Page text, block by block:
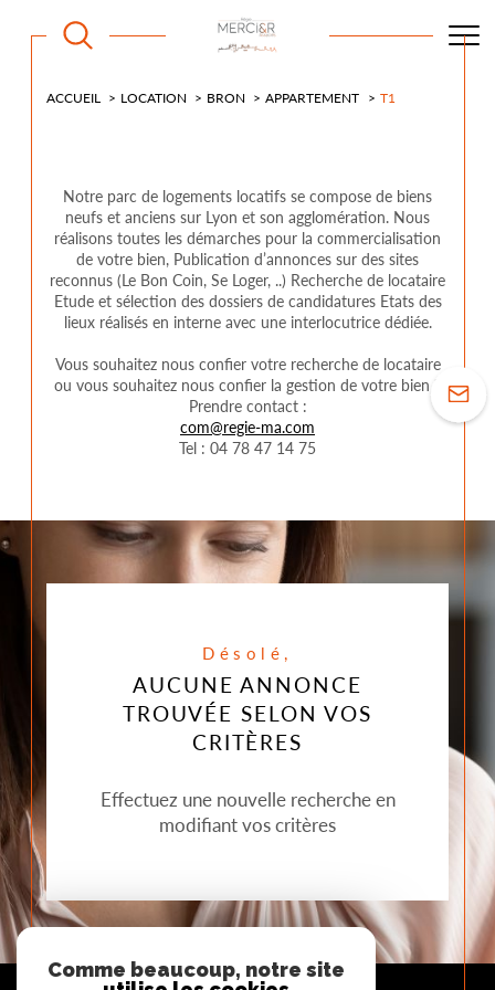
ACCUEIL LOCATION BRON APPARTEMENT T1
Notre parc de logements locatifs se compose de biens
neufs et anciens sur Lyon et son agglomération. Nous
réalisons toutes les démarches pour la commercialisation
de votre bien, Publication d’annonces sur des sites
reconnus (Le Bon Coin, Se Loger, ..) Recherche de locataire
Etude et sélection des dossiers de candidatures Etats des
lieux réalisés en interne avec une interlocutrice dédiée.
Vous souhaitez nous confier votre recherche de locataire
ou vous souhaitez nous confier la gestion de votre bien ?
Prendre contact :
com@regie-ma.com
Tel : 04 78 47 14 75
Désolé,
AUCUNE ANNONCE
TROUVÉE SELON VOS
CRITÈRES
Effectuez une nouvelle recherche en
modifiant vos critères
Comme beaucoup, notre site